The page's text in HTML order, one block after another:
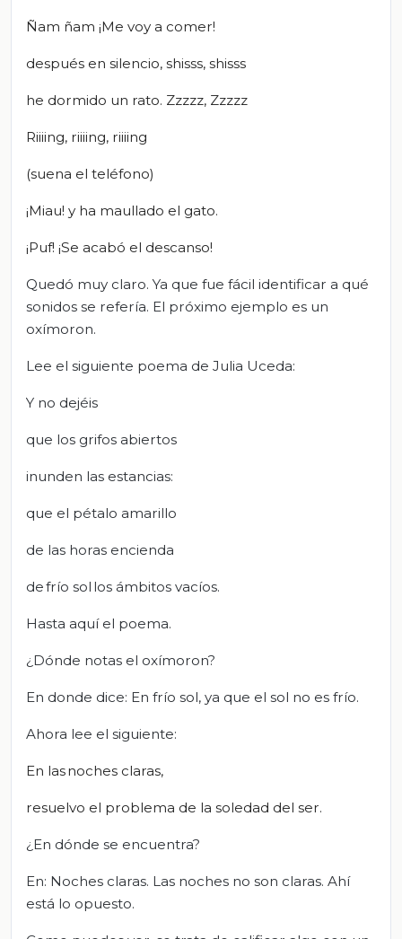
Ñam ñam ¡Me voy a comer!
después en silencio, shisss, shisss
he dormido un rato. Zzzzz, Zzzzz
Riiiing, riiiing, riiiing
(suena el teléfono)
¡Miau! y ha maullado el gato.
¡Puf! ¡Se acabó el descanso!
Quedó muy claro. Ya que fue fácil identificar a qué
sonidos se refería. El próximo ejemplo es un
oxímoron.
Lee el siguiente poema de Julia Uceda:
Y no dejéis
que los grifos abiertos
inunden las estancias:
que el pétalo amarillo
de las horas encienda
de frío sol los ámbitos vacíos.
Hasta aquí el poema.
¿Dónde notas el oxímoron?
En donde dice: En frío sol, ya que el sol no es frío.
Ahora lee el siguiente:
En lasnoches claras,
resuelvo el problema de la soledad del ser.
¿En dónde se encuentra?
En: Noches claras. Las noches no son claras. Ahí
está lo opuesto.